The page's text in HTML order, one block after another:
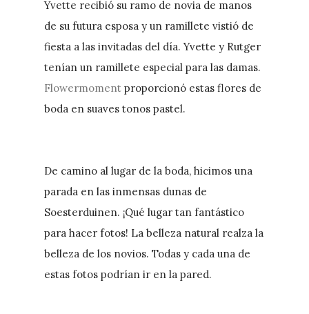
Yvette recibió su ramo de novia de manos
de su futura esposa y un ramillete vistió de
fiesta a las invitadas del día. Yvette y Rutger
tenían un ramillete especial para las damas.
Flowermoment proporcionó estas flores de
boda en suaves tonos pastel.
De camino al lugar de la boda, hicimos una
parada en las inmensas dunas de
Soesterduinen. ¡Qué lugar tan fantástico
para hacer fotos! La belleza natural realza la
belleza de los novios. Todas y cada una de
estas fotos podrían ir en la pared.